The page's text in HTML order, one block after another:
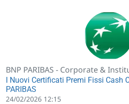
BNP PARIBAS - Corporate &
I Nuovi Certificati Premi Fissi Cash
PARIBAS
24/02/2026 12:15